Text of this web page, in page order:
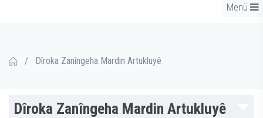
Menü
/ Dîroka Zanîngeha Mardin Artukluyê
Dîroka Zanîngeha Mardin Artukluyê